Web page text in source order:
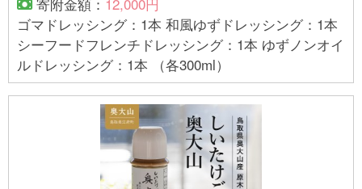
ゴマドレッシング：1本 和風ゆずドレッシング：1本
シーフードフレンチドレッシング：1本 ゆずノンオイ
ルドレッシング：1本 （各300ml）